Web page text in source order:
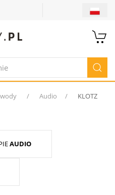
Audio
KLOTZ
AUDIO